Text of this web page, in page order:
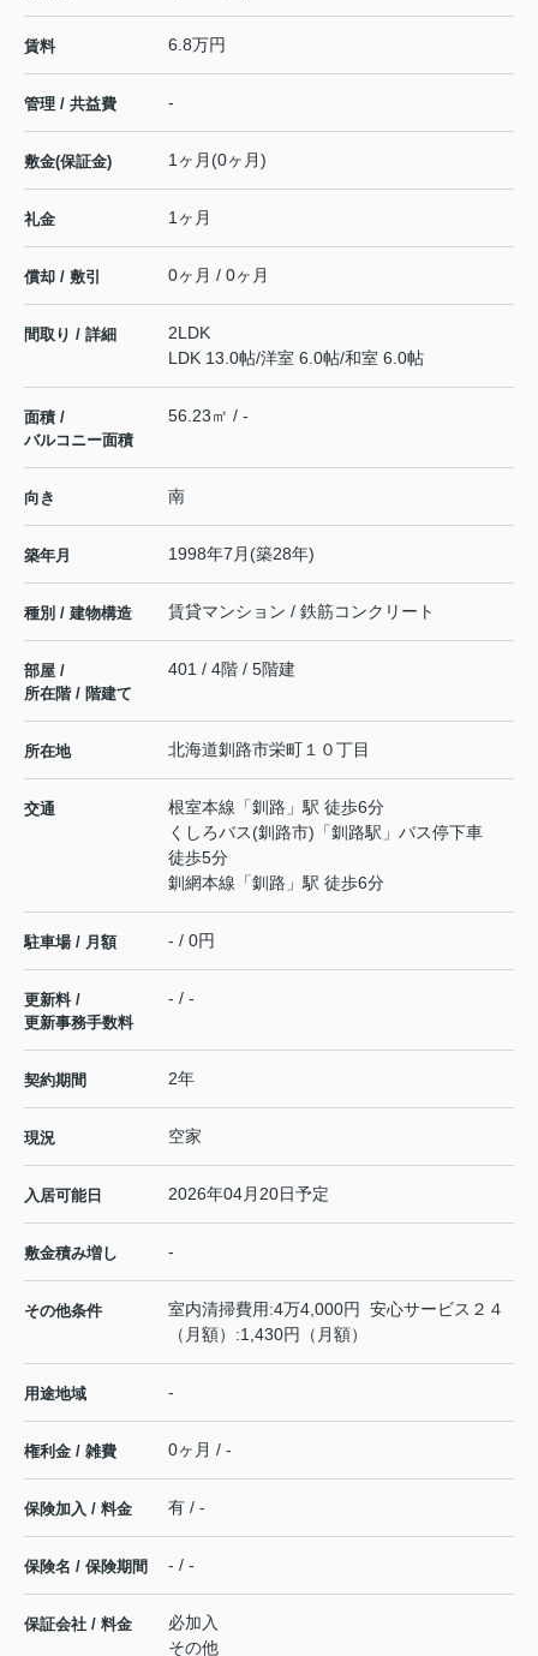
賃料 6.8万円
管理 / 共益費 -
敷金(保証金) 1ヶ月(0ヶ月)
礼金 1ヶ月
償却 / 敷引 0ヶ月 / 0ヶ月
間取り / 詳細
2LDK
LDK 13.0帖/洋室 6.0帖/和室 6.0帖
面積 /
バルコニー面積
56.23㎡ / -
向き 南
築年月 1998年7月(築28年)
種別 / 建物構造 賃貸マンション / 鉄筋コンクリート
部屋 /
所在階 / 階建て
401 / 4階 / 5階建
所在地 北海道釧路市栄町 １０丁目
交通 根室本線 「釧路 」駅 徒歩6分
くしろバス(釧路市)「釧路駅」バス停下車
徒歩5分
釧網本線 「釧路 」駅 徒歩6分
駐車場 / 月額 - / 0円
更新料 /
更新事務手数料
- / -
契約期間 2年
現況 空家
入居可能日 2026年04月20日予定
敷金積み増し -
その他条件
室内清掃費用:4万4,000円 安心サービス２４
（月額）:1,430円（月額）
用途地域 -
権利金 / 雑費 0ヶ月 / -
保険加入 / 料金 有 / -
保険名 / 保険期間 - / -
保証会社 / 料金
必加入
その他